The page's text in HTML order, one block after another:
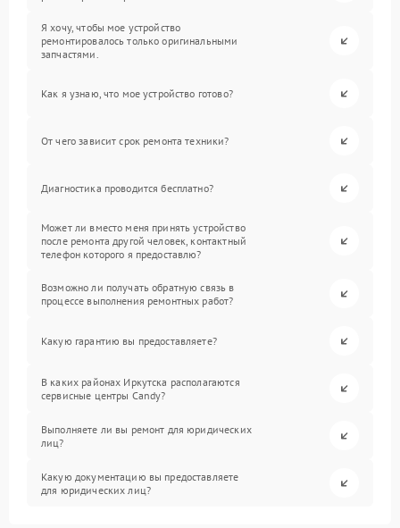
Я хочу, чтобы мое устройство
ремонтировалось только оригинальными
запчастями.
Как я узнаю, что мое устройство готово?
От чего зависит срок ремонта техники?
Диагностика проводится бесплатно?
Может ли вместо меня принять устройство
после ремонта другой человек, контактный
телефон которого я предоставлю?
Возможно ли получать обратную связь в
процессе выполнения ремонтных работ?
Какую гарантию вы предоставляете?
В каких районах Иркутска располагаются
сервисные центры Candy?
Выполняете ли вы ремонт для юридических
лиц?
Какую документацию вы предоставляете
для юридических лиц?